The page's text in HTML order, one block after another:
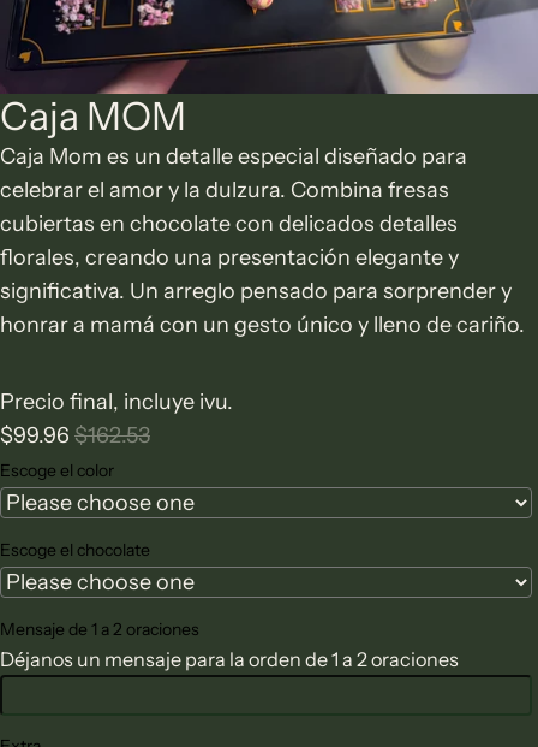
Caja MOM
Caja Mom es un detalle especial diseñado para
celebrar el amor y la dulzura. Combina fresas
cubiertas en chocolate con delicados detalles
florales, creando una presentación elegante y
significativa. Un arreglo pensado para sorprender y
honrar a mamá con un gesto único y lleno de cariño.
Precio final, incluye ivu.
$99.96 $162.53
Escoge el color
Escoge el chocolate
Mensaje de 1 a 2 oraciones
Déjanos un mensaje para la orden de 1 a 2 oraciones